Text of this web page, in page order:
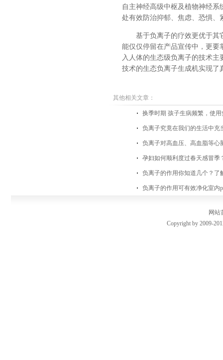
自主神经高级中枢及植物神经
处有效防治抑郁、焦虑、恐惧、
基于负离子的疗效更优于其
能仅仅停留在产品宣传中，更要
入人体的生态级负离子的技术
技术的生态负离子生成机实现了
其他相关文章：
换季时期 孩子生病频繁，使
负离子究竟在我们的生活中充
负离子对高血压、高血脂等心
孕妇如何顺利度过春天感冒季
负离子的作用你知道几个？了
负离子的作用可有效净化室内
网站
Copyright by 2009-